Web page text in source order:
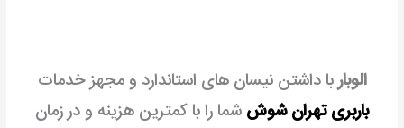
الوباربا داشتن نیسان های استاندارد و مجهز خدمات
باربری تهران شوش شما را با کمترین هزینه و در زمان